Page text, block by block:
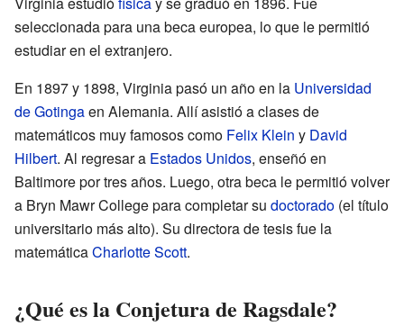
seleccionada para una beca europea, lo que le permitió
estudiar en el extranjero.
En 1897 y 1898, Virginia pasó un año en la Universidad
de Gotingaen Alemania. Allí asistió a clases de
matemáticos muy famosos como Felix Klein y David
Hilbert. Al regresar a Estados Unidos, enseñó en
Baltimore por tres años. Luego, otra beca le permitió volver
a Bryn Mawr College para completar su doctorado (el título
universitario más alto). Su directora de tesis fue la
matemáticaCharlotte Scott.
¿Qué es la Conjetura de Ragsdale?